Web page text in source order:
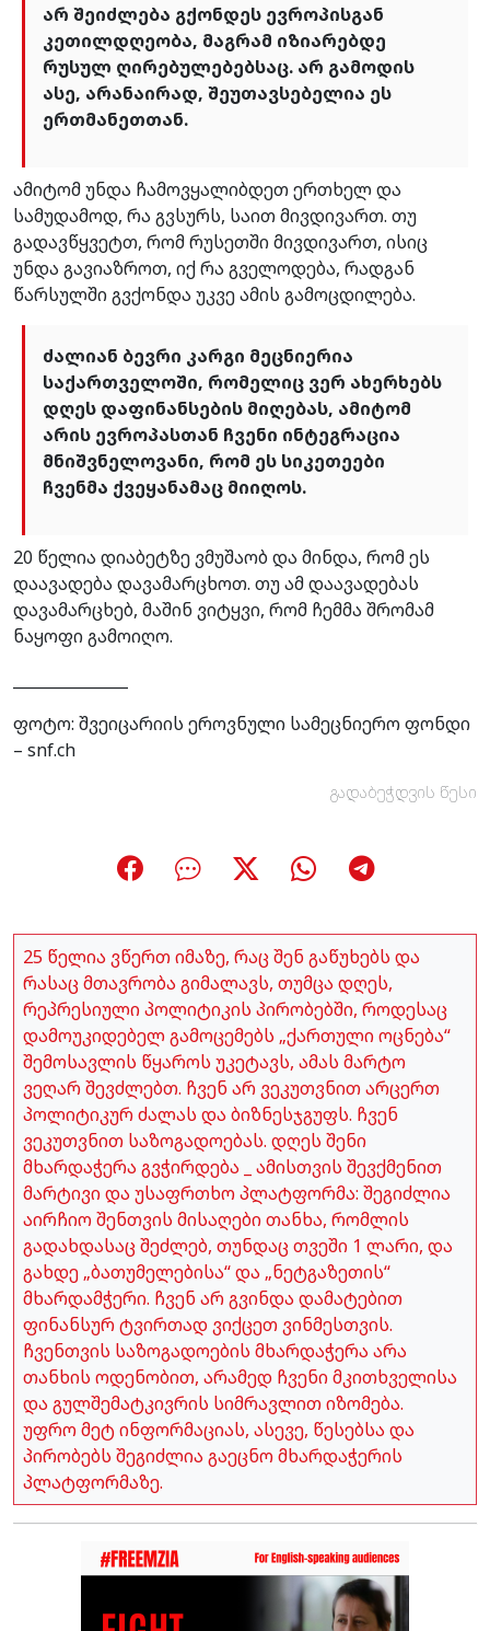
არ შეიძლება გქონდეს ევროპისგან
კეთილდღეობა, მაგრამ იზიარებდე
რუსულ ღირებულებებსაც. არ გამოდის
ასე, არანაირად, შეუთავსებელია ეს
ერთმანეთთან.
ამიტომ უნდა ჩამოვყალიბდეთ ერთხელ და
სამუდამოდ, რა გვსურს, საით მივდივართ. თუ
გადავწყვეტთ, რომ რუსეთში მივდივართ, ისიც
უნდა გავიაზროთ, იქ რა გველოდება, რადგან
წარსულში გვქონდა უკვე ამის გამოცდილება.
ძალიან ბევრი კარგი მეცნიერია
საქართველოში, რომელიც ვერ ახერხებს
დღეს დაფინანსების მიღებას, ამიტომ
არის ევროპასთან ჩვენი ინტეგრაცია
მნიშვნელოვანი, რომ ეს სიკეთეები
ჩვენმა ქვეყანამაც მიიღოს.
20 წელია დიაბეტზე ვმუშაობ და მინდა, რომ ეს
დაავადება დავამარცხოთ. თუ ამ დაავადებას
დავამარცხებ, მაშინ ვიტყვი, რომ ჩემმა შრომამ
ნაყოფი გამოიღო.
ფოტო: შვეიცარიის ეროვნული სამეცნიერო ფონდი
– snf.ch
გადაბეჭდვის წესი
25 წელია ვწერთ იმაზე, რაც შენ გაწუხებს და
რასაც მთავრობა გიმალავს, თუმცა დღეს,
რეპრესიული პოლიტიკის პირობებში, როდესაც
დამოუკიდებელ გამოცემებს „ქართული ოცნება“
შემოსავლის წყაროს უკეტავს, ამას მარტო
ვეღარ შევძლებთ. ჩვენ არ ვეკუთვნით არცერთ
პოლიტიკურ ძალას და ბიზნესჯგუფს. ჩვენ
ვეკუთვნით საზოგადოებას. დღეს შენი
მხარდაჭერა გვჭირდება _ ამისთვის შევქმენით
მარტივი და უსაფრთხო პლატფორმა: შეგიძლია
აირჩიო შენთვის მისაღები თანხა, რომლის
გადახდასაც შეძლებ, თუნდაც თვეში 1 ლარი, და
გახდე „ბათუმელებისა“ და „ნეტგაზეთის“
მხარდამჭერი. ჩვენ არ გვინდა დამატებით
ფინანსურ ტვირთად ვიქცეთ ვინმესთვის.
ჩვენთვის საზოგადოების მხარდაჭერა არა
თანხის ოდენობით, არამედ ჩვენი მკითხველისა
და გულშემატკივრის სიმრავლით იზომება.
უფრო მეტ ინფორმაციას, ასევე, წესებსა და
პირობებს შეგიძლია გაეცნო მხარდაჭერის
პლატფორმაზე.